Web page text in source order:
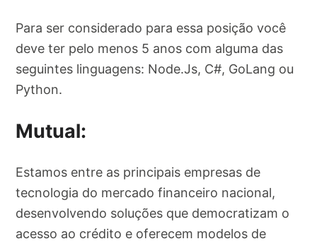
Para ser considerado para essa posição você
deve ter pelo menos 5 anos com alguma das
seguintes linguagens: Node.Js, C#, GoLang ou
Python.
Mutual:
Estamos entre as principais empresas de
tecnologia do mercado financeiro nacional,
desenvolvendo soluções que democratizam o
acesso ao crédito e oferecem modelos de